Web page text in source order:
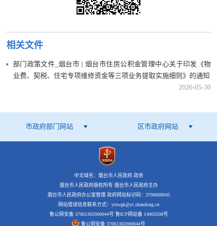
相关文件
部门政策文件_烟台市 | 烟台市住房公积金管理中心关于印发《物
业费、契税、住宅专项维修资金等三项业务提取实施细则》的通知
2026-05-30
市政府部门网站 区市政府网站
中文域名：烟台市人民政府.政务
烟台市人民政府版权所有 烟台市人民政府主办
烟台市人民政府办公室管理 政府网站标识码：3706000045
网站错误信息联系方式：ytzwgk@yt.shandong.cn
鲁公网安备 37061302000044号 鲁ICP网站备 14003508号
鲁公网安备 37061302000044号